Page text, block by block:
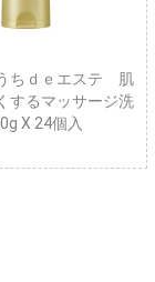
ちｄｅエステ 肌
するマッサージ洗
X 24個入